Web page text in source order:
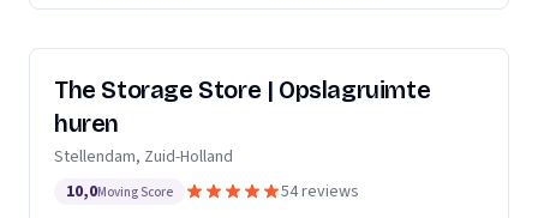
The Storage Store | Opslagruimte
huren
Stellendam, Zuid-Holland
10,0Moving Score 54 reviews